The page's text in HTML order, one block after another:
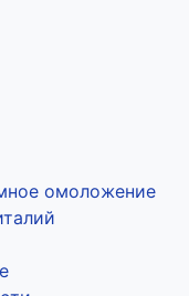
омоложение